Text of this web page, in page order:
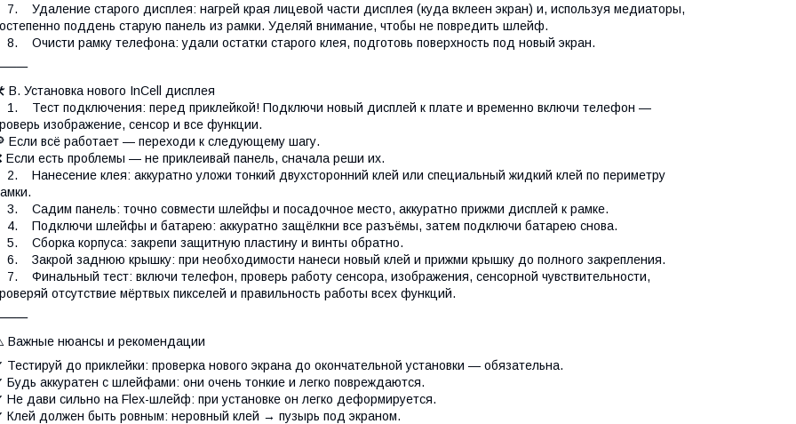
7. Удаление старого дисплея: нагрей края лицевой части дисплея (куда вклеен экран) и, используя медиаторы,
поддень старую панель из рамки. Уделяй внимание, чтобы не повредить шлейф.
8. Очисти рамку телефона: удали остатки старого клея, подготовь поверхность под новый экран.
B. Установка нового InCell дисплея
1. Тест подключения: перед приклейкой! Подключи новый дисплей к плате и временно включи телефон —
изображение, сенсор и все функции.
Если всё работает — переходи к следующему шагу.
Если есть проблемы — не приклеивай панель, сначала реши их.
2. Нанесение клея: аккуратно уложи тонкий двухсторонний клей или специальный жидкий клей по периметру
3. Садим панель: точно совмести шлейфы и посадочное место, аккуратно прижми дисплей к рамке.
4. Подключи шлейфы и батарею: аккуратно защёлкни все разъёмы, затем подключи батарею снова.
5. Сборка корпуса: закрепи защитную пластину и винты обратно.
6. Закрой заднюю крышку: при необходимости нанеси новый клей и прижми крышку до полного закрепления.
7. Финальный тест: включи телефон, проверь работу сенсора, изображения, сенсорной чувствительности,
отсутствие мёртвых пикселей и правильность работы всех функций.
Важные нюансы и рекомендации
Тестируй до приклейки: проверка нового экрана до окончательной установки — обязательна.
Будь аккуратен с шлейфами: они очень тонкие и легко повреждаются.
Не дави сильно на Flex-шлейф: при установке он легко деформируется.
Клей должен быть ровным: неровный клей → пузырь под экраном.